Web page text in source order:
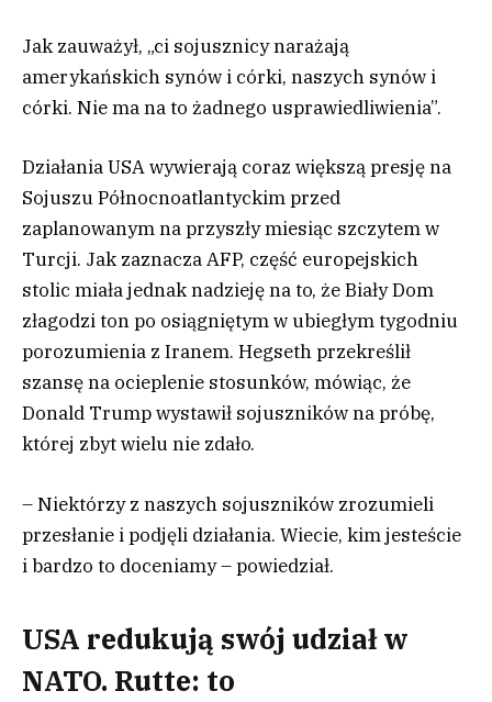
Jak zauważył, „ci sojusznicy narażają
amerykańskich synów i córki, naszych synów i
córki. Nie ma na to żadnego usprawiedliwienia”.
Działania USA wywierają coraz większą presję na
Sojuszu Północnoatlantyckim przed
zaplanowanym na przyszły miesiąc szczytem w
Turcji. Jak zaznacza AFP, część europejskich
stolic miała jednak nadzieję na to, że Biały Dom
złagodzi ton po osiągniętym w ubiegłym tygodniu
porozumienia z Iranem. Hegseth przekreślił
szansę na ocieplenie stosunków, mówiąc, że
Donald Trump wystawił sojuszników na próbę,
której zbyt wielu nie zdało.
– Niektórzy z naszych sojuszników zrozumieli
przesłanie i podjęli działania. Wiecie, kim jesteście
i bardzo to doceniamy – powiedział.
USA redukują swój udział w
NATO. Rutte: to